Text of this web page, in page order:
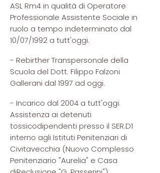
ASL Rm4 in qualità di Operatore
Professionale Assistente Sociale in
ruolo a tempo indeterminato dal
10/07/1992 a tutt'oggi.
- Rebirther Transpersonale della
Scuola del Dott. Filippo Falzoni
Gallerani dal 1997 ad oggi.
- Incarico dal 2004 a tutt'oggi:
Assistenza ai detenuti
tossicodipendenti presso il SER.D1
interno agli Istituti Penitenziari di
Civitavecchia (Nuovo Complesso
Penitenziario "Aurelia" e Casa